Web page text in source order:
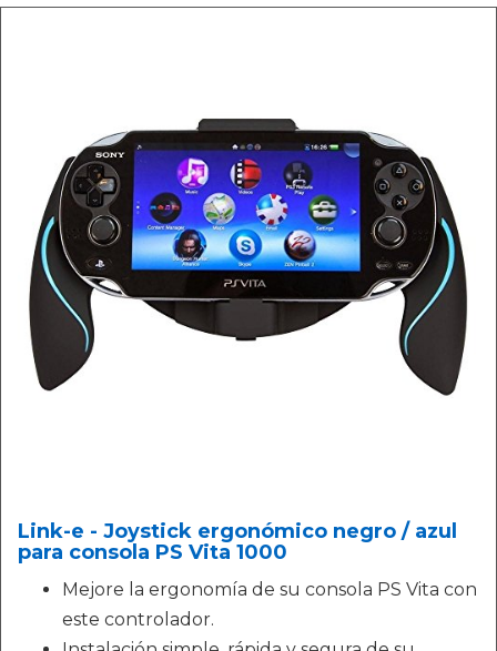
Link-e - Joystick ergonómico negro / azul
para consola PS Vita 1000
Mejore la ergonomía de su consola PS Vita con
este controlador.